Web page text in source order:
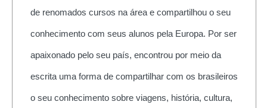
de renomados cursos na área e compartilhou o seu
conhecimento com seus alunos pela Europa. Por ser
apaixonado pelo seu país, encontrou por meio da
escrita uma forma de compartilhar com os brasileiros
o seu conhecimento sobre viagens, história, cultura,